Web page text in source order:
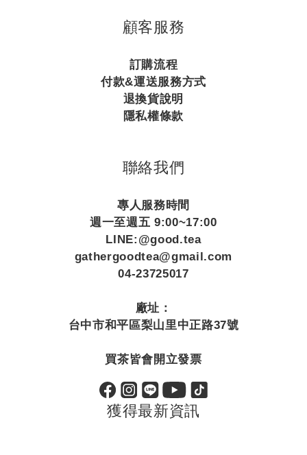
顧客服務
訂購流程
付款&運送服務方式
退換貨說明
隱私權條款
聯絡我們
專人服務時間
週一至週五 9:00~17:00
LINE:@good.tea
gathergoodtea@gmail.com
04-23725017
廠址：
台中市和平區梨山里中正路37號
買茶皆會開立發票
獲得最新資訊